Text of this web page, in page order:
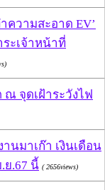
ความสะอาด EV’
ะเจ้าหน้าที่
จุดเฝ้าระวังไฟ
นมาเก๊า เงินเดือน
ย.67 นี้ ( 2656views)